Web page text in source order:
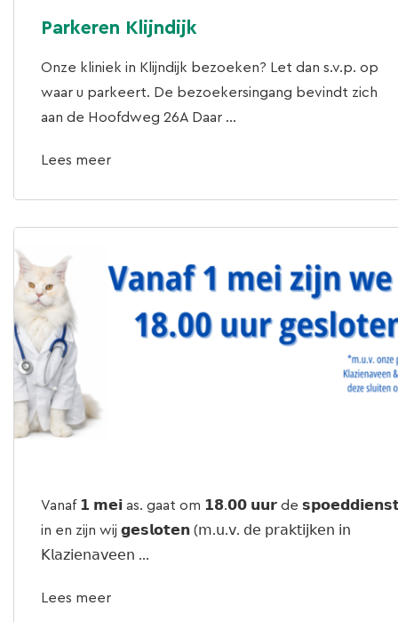
Parkeren Klijndijk
Onze kliniek in Klijndijk bezoeken? Let dan s.v.p. op
waar u parkeert. De bezoekersingang bevindt zich
aan de Hoofdweg 26A Daar ...
Lees meer
Vanaf 𝟭 𝗺𝗲𝗶 as. gaat om 𝟭𝟴.𝟬𝟬 𝘂𝘂𝗿 de
in en zijn wij 𝗴𝗲𝘀𝗹𝗼𝘁𝗲𝗻 (𝗆.𝗎.𝗏. 𝖽𝖾 𝗉𝗋𝖺𝗄𝗍𝗂𝗃𝗄𝖾𝗇 𝗂𝗇
𝖪𝗅𝖺𝗓𝗂𝖾𝗇𝖺𝗏𝖾𝖾𝗇 ...
Lees meer